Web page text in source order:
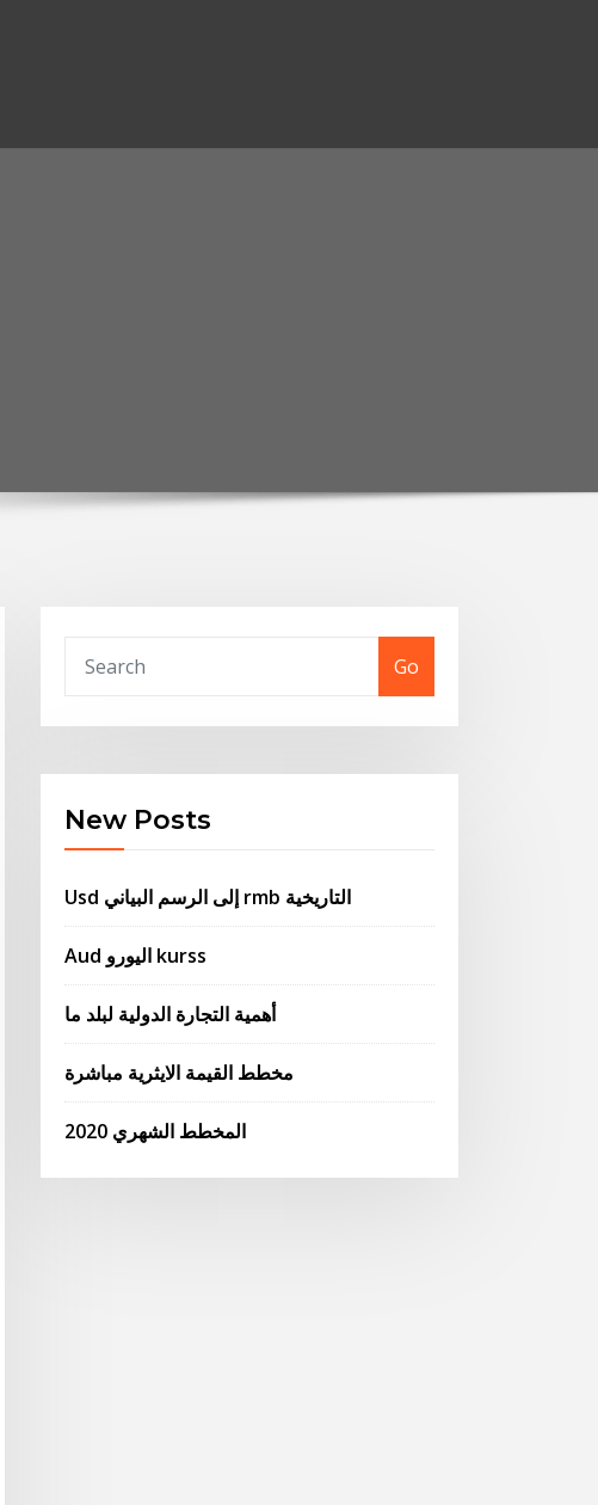
Go
New Posts
Usd إلى الرسم البياني rmb التاريخية
Aud اليورو kurss
أهمية التجارة الدولية لبلد ما
مخطط القيمة الايثرية مباشرة
المخطط الشهري 2020